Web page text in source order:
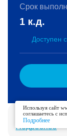
Срок
1 к.д.
Доступен
Услуга
Подробнее
Используя сайт
соглашаетесь с
Подробнее